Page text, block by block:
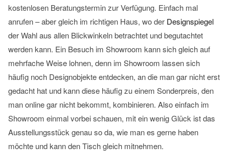
kostenlosen Beratungstermin zur Verfügung. Einfach mal
anrufen – aber gleich im richtigen Haus, wo der Designspiegel
der Wahl aus allen Blickwinkeln betrachtet und begutachtet
werden kann. Ein Besuch im Showroom kann sich gleich auf
mehrfache Weise lohnen, denn im Showroom lassen sich
häufig noch Designobjekte entdecken, an die man gar nicht erst
gedacht hat und kann diese häufig zu einem Sonderpreis, den
man online gar nicht bekommt, kombinieren. Also einfach im
Showroom einmal vorbei schauen, mit ein wenig Glück ist das
Ausstellungsstück genau so da, wie man es gerne haben
möchte und kann den Tisch gleich mitnehmen.